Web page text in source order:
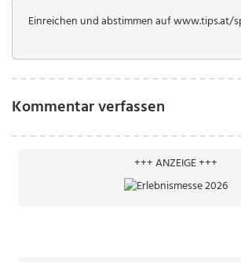
Einreichen und abstimmen auf www.tips.at/
Kommentar verfassen
+++ ANZEIGE +++